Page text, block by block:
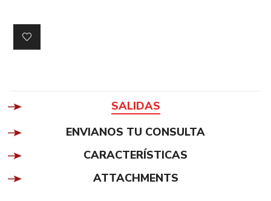
SALIDAS
ENVIANOS TU CONSULTA
CARACTERÍSTICAS
ATTACHMENTS